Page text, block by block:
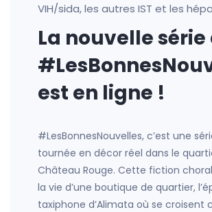
VIH/sida, les autres IST et les
La nouvelle
est en ligne !
#LesBonnesNouvelles, c’est une
tournée en décor réel dans le
Château Rouge. Cette fiction
la vie d’une boutique de quartier,
taxiphone d’Alimata où se croisent